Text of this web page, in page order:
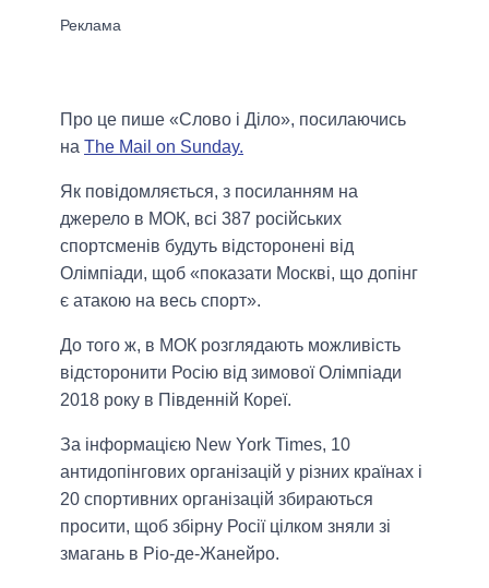
Про це пише «Слово і Діло», посилаючись
на The Mail on Sunday.
Як повідомляється, з посиланням на
джерело в МОК, всі 387 російських
спортсменів будуть відсторонені від
Олімпіади, щоб «показати Москві, що допінг
є атакою на весь спорт».
До того ж, в МОК розглядають можливість
відсторонити Росію від зимової Олімпіади
2018 року в Південній Кореї.
За інформацією New York Times, 10
антидопінгових організацій у різних країнах і
20 спортивних організацій збираються
просити, щоб збірну Росії цілком зняли зі
змагань в Ріо-де-Жанейро.